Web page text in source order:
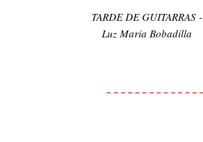
TARDE DE GUITARRAS -
Luz Maria Bobadilla